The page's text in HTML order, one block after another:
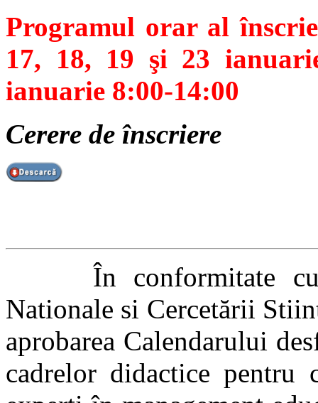
Programul orar al
17, 18, 19 şi 23
ianuarie 8:00-14:00
Cerere de înscriere
În conformitate cu
Nationale si Cercetării
aprobarea Calendarului
cadrelor didactice pentru